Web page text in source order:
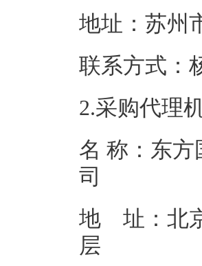
地址：
联系方
2.采购代理
名 称：东
地 址：北